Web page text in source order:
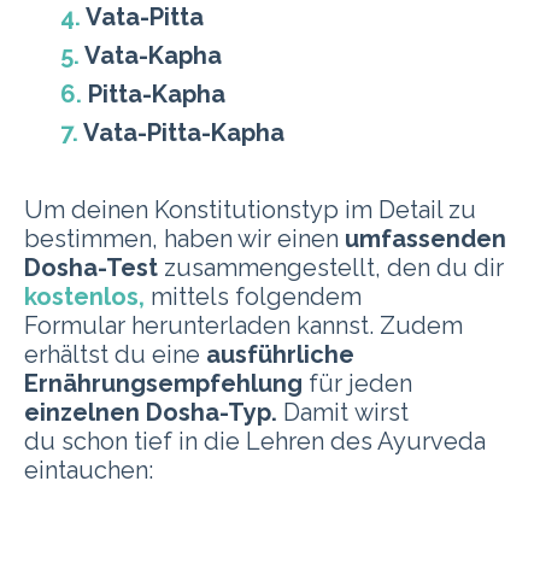
4. Vata-Pitta
5. Vata-Kapha
6. Pitta-Kapha
7. Vata-Pitta-Kapha
Um deinen Konstitutionstyp im Detail zu
bestimmen, haben wir einen umfassenden
Dosha-Test zusammengestellt, den du dir
kostenlos, mittels folgendem
Formular herunterladen kannst. Zudem
erhältst du eine ausführliche
Ernährungsempfehlung für jeden
einzelnen Dosha-Typ. Damit wirst
du schon tief in die Lehren des Ayurveda
eintauchen: